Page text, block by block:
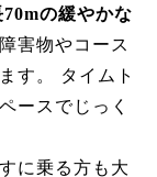
70mの緩やかな
害物やコース
す。 タイムト
ースでじっく
に乗る方も大